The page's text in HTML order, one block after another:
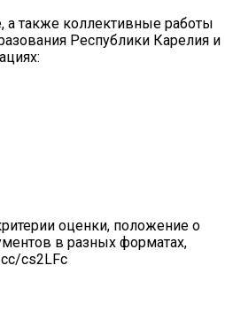
а также коллективные работы
Республики Карелия и
оценки, положение о
в разных форматах,
cs2LFc